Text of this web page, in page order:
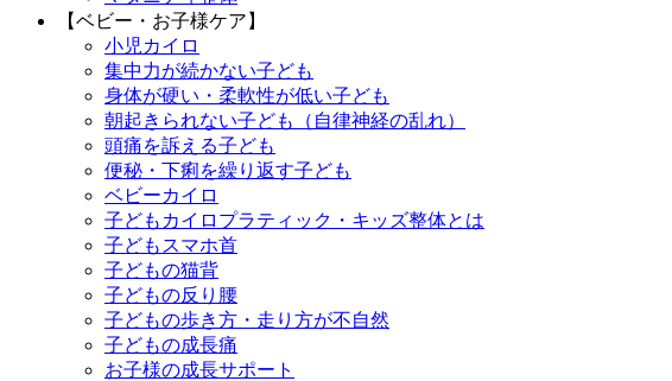
【ベビー・お子様ケア】
小児カイロ
集中力が続かない子ども
身体が硬い・柔軟性が低い子ども
朝起きられない子ども（自律神経の乱れ）
頭痛を訴える子ども
便秘・下痢を繰り返す子ども
ベビーカイロ
子どもカイロプラティック・キッズ整体とは
子どもスマホ首
子どもの猫背
子どもの反り腰
子どもの歩き方・走り方が不自然
子どもの成長痛
お子様の成長サポート